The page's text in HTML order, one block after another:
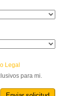
Legal
para mi.